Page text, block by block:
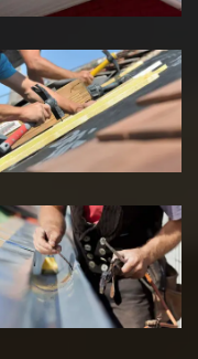
Réparation de
toiture 39
Jura
Travaux de
zinguerie 39
Jura